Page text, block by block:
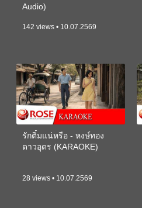
Audio)
142 views • 10.07.2569
รักติ๋มแน่หรือ - หงษ์ทอง
ดาวอุดร (KARAOKE)
28 views • 10.07.2569